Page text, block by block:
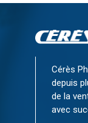
Cérès
depuis
de la
avec